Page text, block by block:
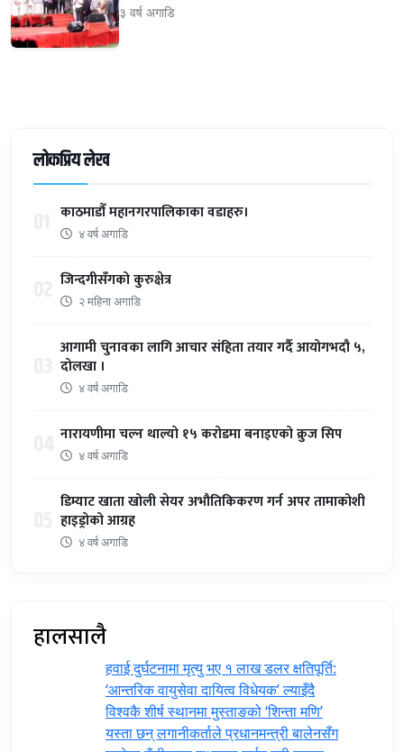
३ वर्ष अगाडि
लोकप्रिय लेख
काठमाडौँ महानगरपालिकाका वडाहरु।
४ वर्ष अगाडि
जिन्दगीसँगको कुरुक्षेत्र
२ महिना अगाडि
आगामी चुनावका लागि आचार संहिता तयार गर्दै आयोगभदौ ५,
दोलखा ।
४ वर्ष अगाडि
नारायणीमा चल्न थाल्यो १५ करोडमा बनाइएको क्रुज सिप
४ वर्ष अगाडि
डिम्याट खाता खोली सेयर अभौतिकिकरण गर्न अपर तामाकोशी
हाइड्रोको आग्रह
४ वर्ष अगाडि
हालसालै
हवाई दुर्घटनामा मृत्यु भए १ लाख डलर क्षतिपूर्ति:
‘आन्तरिक वायुसेवा दायित्व विधेयक’ ल्याइँदै
विश्वकै शीर्ष स्थानमा मुस्ताङको ‘शिन्ता मणि’
यस्ता छन् लगानीकर्ताले प्रधानमन्त्री ‍बालेनसँग